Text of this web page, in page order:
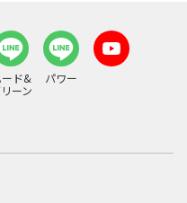
ード&
ーン
パワー